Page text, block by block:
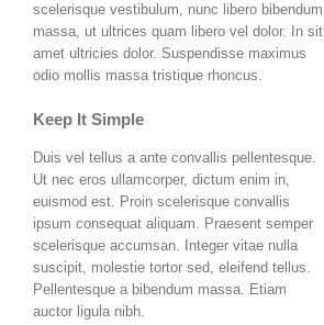
scelerisque vestibulum, nunc libero bibendum
massa, ut ultrices quam libero vel dolor. In sit
amet ultricies dolor. Suspendisse maximus
odio mollis massa tristique rhoncus.
Keep It Simple
Duis vel tellus a ante convallis pellentesque.
Ut nec eros ullamcorper, dictum enim in,
euismod est. Proin scelerisque convallis
ipsum consequat aliquam. Praesent semper
scelerisque accumsan. Integer vitae nulla
suscipit, molestie tortor sed, eleifend tellus.
Pellentesque a bibendum massa. Etiam
auctor ligula nibh.